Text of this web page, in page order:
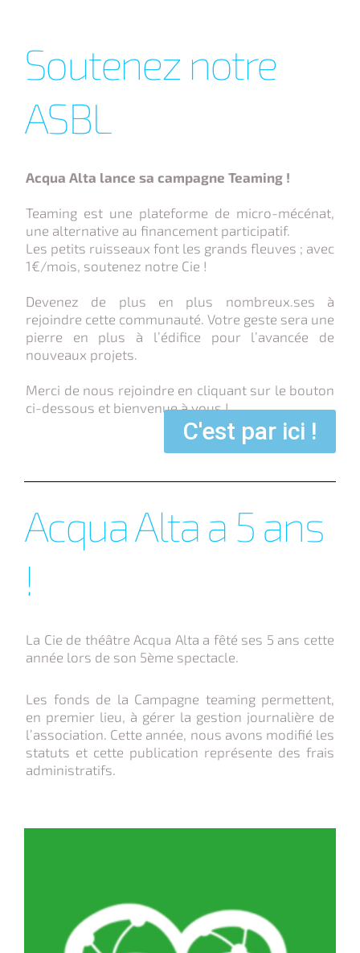
Soutenez notre
ASBL
Acqua Alta lance sa campagne Teaming !
Teaming est une plateforme de micro-mécénat,
une alternative au financement participatif.
Les petits ruisseaux font les grands fleuves ; avec
1€/mois, soutenez notre Cie !
Devenez de plus en plus nombreux.ses à
rejoindre cette communauté. Votre geste sera une
pierre en plus à l’édifice pour l’avancée de
nouveaux projets.
Merci de nous rejoindre en cliquant sur le bouton
ci-dessous et bienvenue à vous !
C'est par ici !
Acqua Alta a 5 ans
!
La Cie de théâtre Acqua Alta a fêté ses 5 ans cette
année lors de son 5ème spectacle.
Les fonds de la Campagne teaming permettent,
en premier lieu, à gérer la gestion journalière de
l’association. Cette année, nous avons modifié les
statuts et cette publication représente des frais
administratifs.